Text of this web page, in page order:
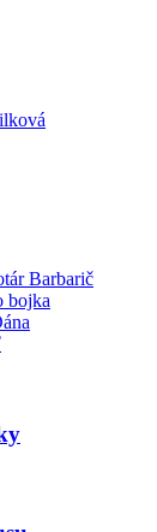
Barbarič
bojka